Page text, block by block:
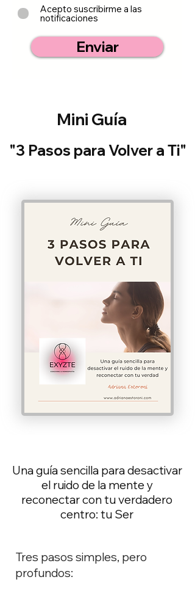
Acepto suscribirme a las
notificaciones
Enviar
Mini Guía
"3 Pasos para Volver a Ti"
Una guía sencilla para desactivar
el ruido de la mente y
reconectar con tu verdadero
centro: tu Ser
Tres pasos simples, pero
profundos: